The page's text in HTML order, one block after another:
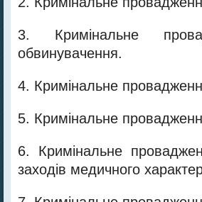
3. Кримінальне
обвинувачення.
4. Кримінальне
5. Кримінальне
6. Кримінальне
заходів медичного